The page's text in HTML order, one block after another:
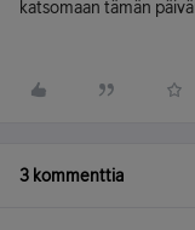
katsomaan tämän
3 kommenttia